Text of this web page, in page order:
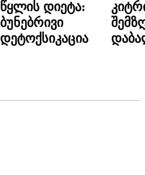
წყლის დიეტა:
ბუნებრივი
დეტოქსიკაცია